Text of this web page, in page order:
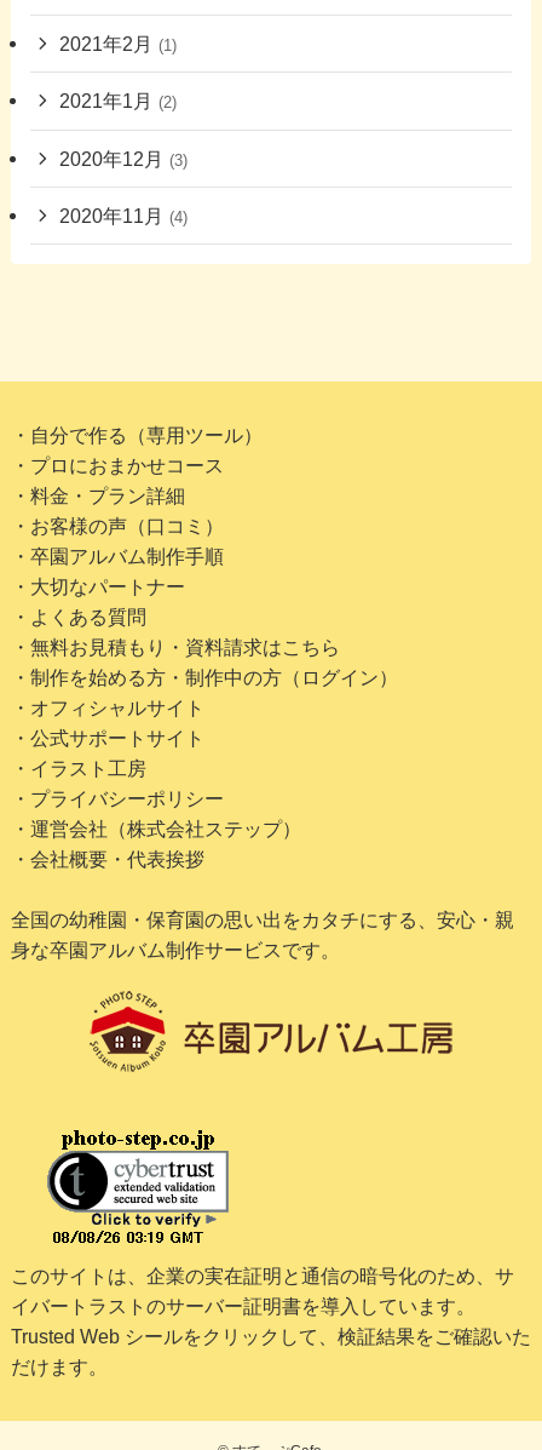
2021年2月 (1)
2021年1月 (2)
2020年12月 (3)
2020年11月 (4)
・自分で作る（専用ツール）
・プロにおまかせコース
・料金・プラン詳細
・お客様の声（口コミ）
・卒園アルバム制作手順
・大切なパートナー
・よくある質問
・無料お見積もり・資料請求はこちら
・制作を始める方・制作中の方（ログイン）
・オフィシャルサイト
・公式サポートサイト
・イラスト工房
・プライバシーポリシー
・運営会社（株式会社ステップ）
・会社概要・代表挨拶
全国の幼稚園・保育園の思い出をカタチにする、安心・親
身な卒園アルバム制作サービスです。
このサイトは、企業の実在証明と通信の暗号化のため、サ
イバートラストのサーバー証明書を導入しています。
Trusted Web シールをクリックして、検証結果をご確認いた
だけます。